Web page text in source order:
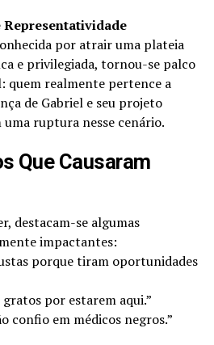
Representatividade
por atrair uma plateia
e privilegiada, tornou-se palco
quem realmente pertence a
de Gabriel e seu projeto
ruptura nesse cenário.
Que Causaram
destacam-se algumas
impactantes:
porque tiram oportunidades
por estarem aqui.”
confio em médicos negros.”